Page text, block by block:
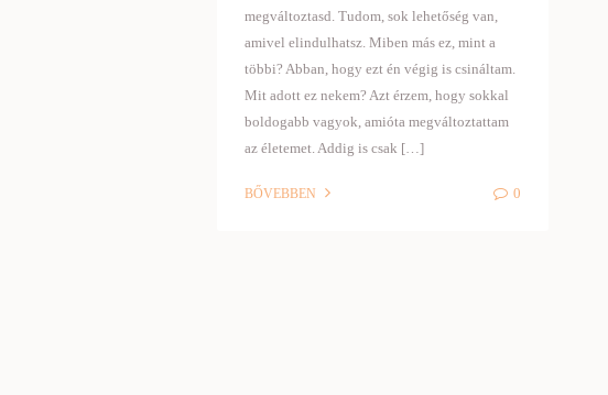
megváltoztasd. Tudom, sok lehetőség van,
amivel elindulhatsz. Miben más ez, mint a
többi? Abban, hogy ezt én végig is csináltam.
Mit adott ez nekem? Azt érzem, hogy sokkal
boldogabb vagyok, amióta megváltoztattam
az életemet. Addig is csak […]
BŐVEBBEN 0